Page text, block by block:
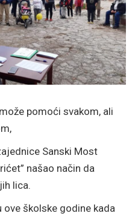
pomoći svakom, ali
Sanski Most
našao način da
lica.
ove školske godine kada